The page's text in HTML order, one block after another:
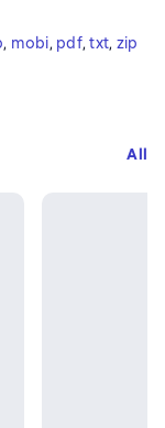
, mobi, pdf, txt, zip
All